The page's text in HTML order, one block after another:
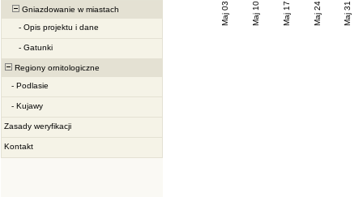
Gniazdowanie w miastach
- Opis projektu i dane
- Gatunki
Regiony ornitologiczne
- Podlasie
- Kujawy
Zasady weryfikacji
Kontakt
Maj 03 Maj 10 Maj 17 Maj 24 Maj 31